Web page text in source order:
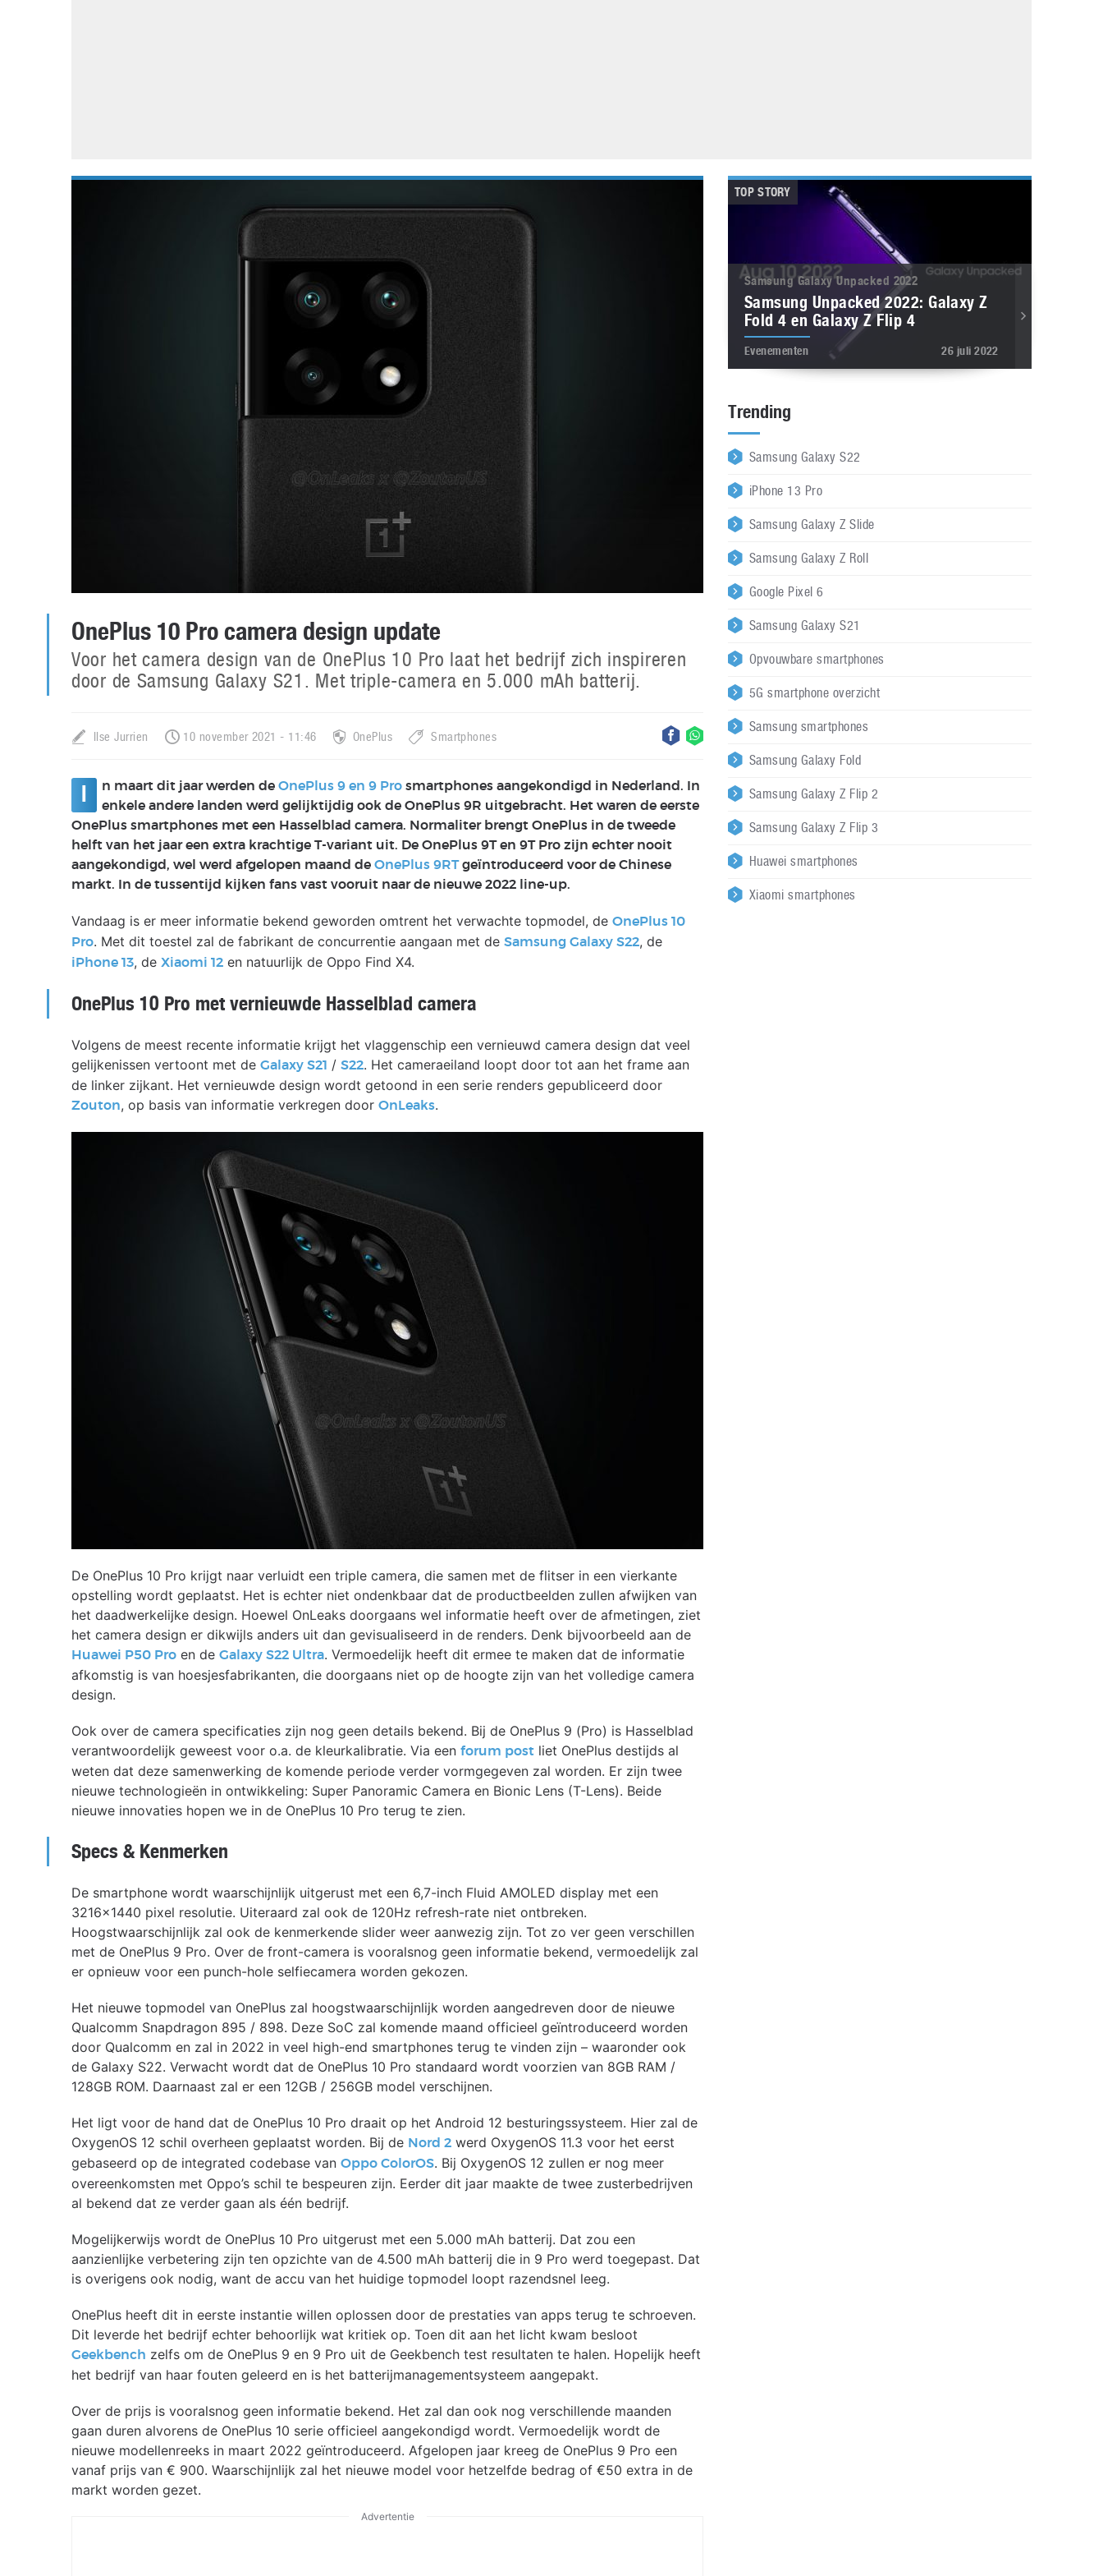
OnePlus 10 Pro camera design update
Voor het camera design van de OnePlus 10 Pro laat het bedrijf zich inspireren
door de Samsung Galaxy S21. Met triple-camera en 5.000 mAh batterij.
Ilse Jurrien 10 november 2021 - 11:46 OnePlus Smartphones
n maart dit jaar werden de OnePlus 9 en 9 Pro smartphones aangekondigd in Nederland. In
enkele andere landen werd gelijktijdig ook de OnePlus 9R uitgebracht. Het waren de eerste
OnePlus smartphones met een Hasselblad camera. Normaliter brengt OnePlus in de tweede
helft van het jaar een extra krachtige T-variant uit. De OnePlus 9T en 9T Pro zijn echter nooit
aangekondigd, wel werd afgelopen maand de OnePlus 9RTgeïntroduceerd voor de Chinese
markt. In de tussentijd kijken fans vast vooruit naar de nieuwe 2022 line-up.
Vandaag is er meer informatie bekend geworden omtrent het verwachte topmodel, de OnePlus 10
Pro. Met dit toestel zal de fabrikant de concurrentie aangaan met de Samsung Galaxy S22, de
iPhone 13, de Xiaomi 12 en natuurlijk de Oppo Find X4.
OnePlus 10 Pro met vernieuwde Hasselblad camera
Volgens de meest recente informatie krijgt het vlaggenschip een vernieuwd camera design dat veel
gelijkenissen vertoont met de Galaxy S21 / S22. Het cameraeiland loopt door tot aan het frame aan
de linker zijkant. Het vernieuwde design wordt getoond in een serie renders gepubliceerd door
Zouton, op basis van informatie verkregen door OnLeaks.
De OnePlus 10 Pro krijgt naar verluidt een triple camera, die samen met de flitser in een vierkante
opstelling wordt geplaatst. Het is echter niet ondenkbaar dat de productbeelden zullen afwijken van
het daadwerkelijke design. Hoewel OnLeaks doorgaans wel informatie heeft over de afmetingen, ziet
het camera design er dikwijls anders uit dan gevisualiseerd in de renders. Denk bijvoorbeeld aan de
Huawei P50 Pro en de Galaxy S22 Ultra. Vermoedelijk heeft dit ermee te maken dat de informatie
afkomstig is van hoesjesfabrikanten, die doorgaans niet op de hoogte zijn van het volledige camera
design.
Ook over de camera specificaties zijn nog geen details bekend. Bij de OnePlus 9 (Pro) is Hasselblad
verantwoordelijk geweest voor o.a. de kleurkalibratie. Via een forum post liet OnePlus destijds al
weten dat deze samenwerking de komende periode verder vormgegeven zal worden. Er zijn twee
nieuwe technologieën in ontwikkeling: Super Panoramic Camera en Bionic Lens (T-Lens). Beide
nieuwe innovaties hopen we in de OnePlus 10 Pro terug te zien.
Specs & Kenmerken
De smartphone wordt waarschijnlijk uitgerust met een 6,7-inch Fluid AMOLED display met een
3216×1440 pixel resolutie. Uiteraard zal ook de 120Hz refresh-rate niet ontbreken.
Hoogstwaarschijnlijk zal ook de kenmerkende slider weer aanwezig zijn. Tot zo ver geen verschillen
met de OnePlus 9 Pro. Over de front-camera is vooralsnog geen informatie bekend, vermoedelijk zal
er opnieuw voor een punch-hole selfiecamera worden gekozen.
Het nieuwe topmodel van OnePlus zal hoogstwaarschijnlijk worden aangedreven door de nieuwe
Qualcomm Snapdragon 895 / 898. Deze SoC zal komende maand officieel geïntroduceerd worden
door Qualcomm en zal in 2022 in veel high-end smartphones terug te vinden zijn – waaronder ook
de Galaxy S22. Verwacht wordt dat de OnePlus 10 Pro standaard wordt voorzien van 8GB RAM /
128GB ROM. Daarnaast zal er een 12GB / 256GB model verschijnen.
Het ligt voor de hand dat de OnePlus 10 Pro draait op het Android 12 besturingssysteem. Hier zal de
OxygenOS 12 schil overheen geplaatst worden. Bij de Nord 2 werd OxygenOS 11.3 voor het eerst
gebaseerd op de integrated codebase van Oppo ColorOS. Bij OxygenOS 12 zullen er nog meer
overeenkomsten met Oppo’s schil te bespeuren zijn. Eerder dit jaar maakte de twee zusterbedrijven
al bekend dat ze verder gaan als één bedrijf.
Mogelijkerwijs wordt de OnePlus 10 Pro uitgerust met een 5.000 mAh batterij. Dat zou een
aanzienlijke verbetering zijn ten opzichte van de 4.500 mAh batterij die in 9 Pro werd toegepast. Dat
is overigens ook nodig, want de accu van het huidige topmodel loopt razendsnel leeg.
OnePlus heeft dit in eerste instantie willen oplossen door de prestaties van apps terug te schroeven.
Dit leverde het bedrijf echter behoorlijk wat kritiek op. Toen dit aan het licht kwam besloot
Geekbench zelfs om de OnePlus 9 en 9 Pro uit de Geekbench test resultaten te halen. Hopelijk heeft
het bedrijf van haar fouten geleerd en is het batterijmanagementsysteem aangepakt.
Over de prijs is vooralsnog geen informatie bekend. Het zal dan ook nog verschillende maanden
gaan duren alvorens de OnePlus 10 serie officieel aangekondigd wordt. Vermoedelijk wordt de
nieuwe modellenreeks in maart 2022 geïntroduceerd. Afgelopen jaar kreeg de OnePlus 9 Pro een
vanaf prijs van € 900. Waarschijnlijk zal het nieuwe model voor hetzelfde bedrag of €50 extra in de
markt worden gezet.
Advertentie
TOP STORY
Samsung Galaxy Unpacked 2022
Samsung Unpacked 2022: Galaxy Z
Fold 4 en Galaxy Z Flip 4
Evenementen 26 juli 2022
Trending
Samsung Galaxy S22
iPhone 13 Pro
Samsung Galaxy Z Slide
Samsung Galaxy Z Roll
Google Pixel 6
Samsung Galaxy S21
Opvouwbare smartphones
5G smartphone overzicht
Samsung smartphones
Samsung Galaxy Fold
Samsung Galaxy Z Flip 2
Samsung Galaxy Z Flip 3
Huawei smartphones
Xiaomi smartphones